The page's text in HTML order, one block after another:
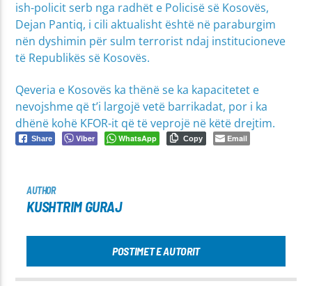
ish-policit serb nga radhët e Policisë së Kosovës,
Dejan Pantiq, i cili aktualisht është në paraburgim
nën dyshimin për sulm terrorist ndaj institucioneve
të Republikës së Kosovës.
Qeveria e Kosovës ka thënë se ka kapacitetet e
nevojshme që t’i largojë vetë barrikadat, por i ka
dhënë kohë KFOR-it që të veprojë në këtë drejtim.
Share Viber WhatsApp Copy Email
AUTHOR
KUSHTRIM GURAJ
POSTIMET E AUTORIT